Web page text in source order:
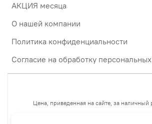
АКЦИЯ месяца
О нашей компании
Политика конфиденциальности
Согласие на обработку
Цена, приведенная на сайте, за наличный